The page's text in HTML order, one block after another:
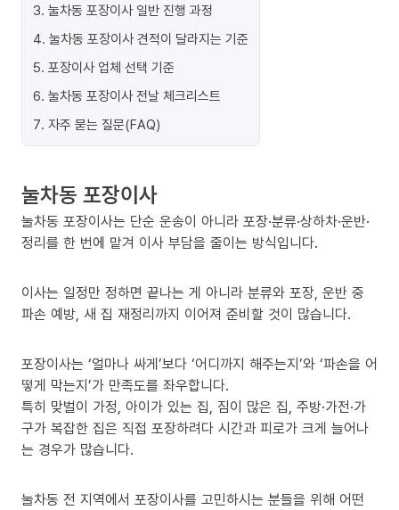
3. 눌차동 포장이사 일반 진행 과정
4. 눌차동 포장이사 견적이 달라지는 기준
5. 포장이사 업체 선택 기준
6. 눌차동 포장이사 전날 체크리스트
7. 자주 묻는 질문(FAQ)
눌차동 포장이사
눌차동 포장이사는 단순 운송이 아니라 포장·분류·상하차·운반·
정리를 한 번에 맡겨 이사 부담을 줄이는 방식입니다.
이사는 일정만 정하면 끝나는 게 아니라 분류와 포장, 운반 중
파손 예방, 새 집 재정리까지 이어져 준비할 것이 많습니다.
포장이사는 ‘얼마나 싸게’보다 ‘어디까지 해주는지’와 ‘파손을 어
떻게 막는지’가 만족도를 좌우합니다.
특히 맞벌이 가정, 아이가 있는 집, 짐이 많은 집, 주방·가전·가
구가 복잡한 집은 직접 포장하려다 시간과 피로가 크게 늘어나
는 경우가 많습니다.
눌차동 전 지역에서 포장이사를 고민하시는 분들을 위해 어떤